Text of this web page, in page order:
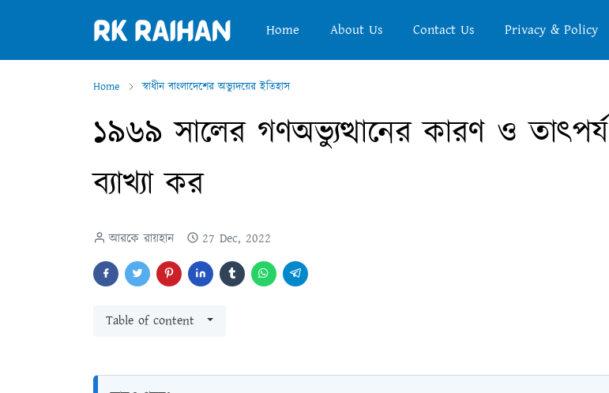
Home About Us Contact Us Privacy & Policy
Home স্বাধীন বাংলাদেশের অভ্যুদয়ের ইতিহাস
১৯৬৯ সালের গণঅভ্যুত্থানের কারণ ও তাৎপর্য
ব্যাখ্যা কর
আরকে রায়হান 27 Dec, 2022
Table of content